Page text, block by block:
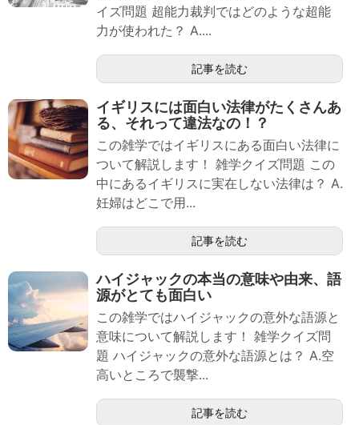
イズ問題 超能力裁判ではどのような超能
力が使われた？ A....
記事を読む
イギリスには面白い法律がたくさんあ
る、それって違法なの！？
この雑学ではイギリスにある面白い法律に
ついて解説します！ 雑学クイズ問題 この
中にあるイギリスに実在しない法律は？ A.
妊婦はどこで用...
記事を読む
ハイジャックの本当の意味や由来、語
源がとても面白い
この雑学ではハイジャックの意外な語源と
意味について解説します！ 雑学クイズ問
題 ハイジャックの意外な語源とは？ A.空
高いところで襲撃...
記事を読む